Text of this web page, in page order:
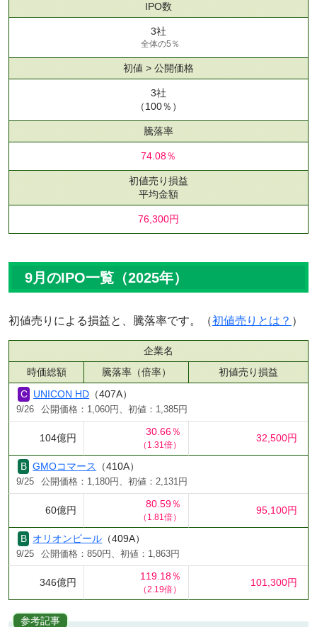
IPO数
3社
全体の5％
初値 > 公開価格
3社
（100％）
騰落率
74.08％
初値売り損益
平均金額
76,300円
9月のIPO一覧（2025年）
初値売りによる損益と、騰落率です。（初値売りとは？ ）
企業名
時価総額
騰落率（倍率）
初値売り損益
UNICON HD （407A）
9/26 公開価格：1,060円、初値：1,385円
104億円
30.66％
（1.31倍）
32,500円
GMOコマース （410A）
9/25 公開価格：1,180円、初値：2,131円
60億円
80.59％
（1.81倍）
95,100円
オリオンビール （409A）
9/25 公開価格：850円、初値：1,863円
346億円
119.18％
（2.19倍）
101,300円
参考記事